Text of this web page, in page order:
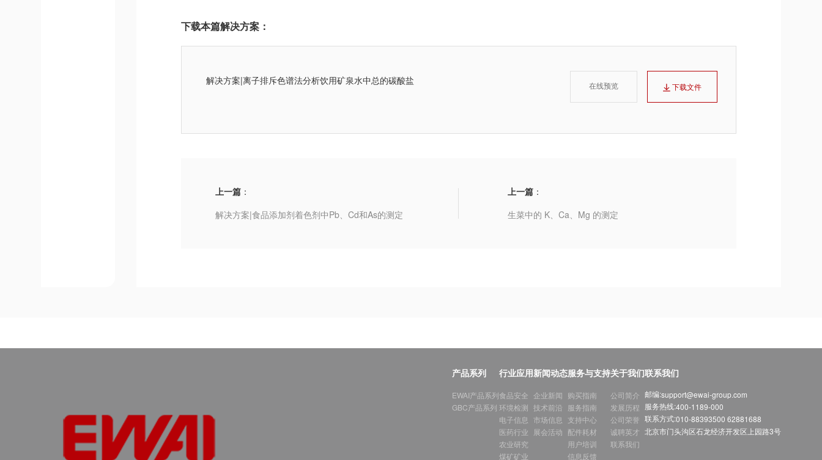
下载本篇解决方案：
解决方案|离子排斥色谱法分析饮用矿泉水中总的碳酸盐 在线预览 下载文件
上一篇 ：
解决方案|食品添加剂着色剂中Pb、Cd和As的测定
上一篇：
生菜中的 K、Ca、Mg 的测定
产品系列
EWAI产品系列
GBC产品系列
行业应用
食品安全
环境检测
电子信息
医药行业
农业研究
煤矿矿业
新闻动态
企业新闻
技术前沿
市场信息
展会活动
服务与支持
购买指南
服务指南
支持中心
配件耗材
用户培训
信息反馈
关于我们
公司简介
发展历程
公司荣誉
诚聘英才
联系我们
联系我们
邮编:support@ewai-group.com
服务热线:400-1189-000
联系方式:010-88393500 62881688
北京市门头沟区石龙经济开发区上园路3号